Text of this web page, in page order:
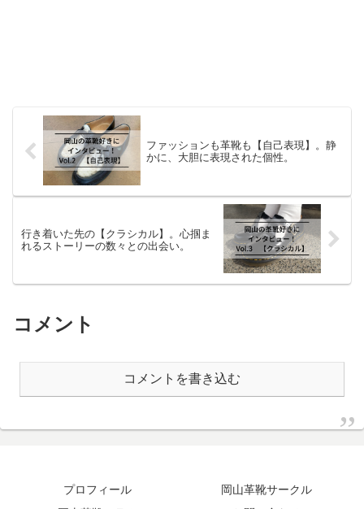
ファッションも革靴も【自己表現】。静
かに、大胆に表現された個性。
行き着いた先の【クラシカル】。心掴ま
れるストーリーの数々との出会い。
コメント
コメントを書き込む
プロフィール
岡山革靴サークル